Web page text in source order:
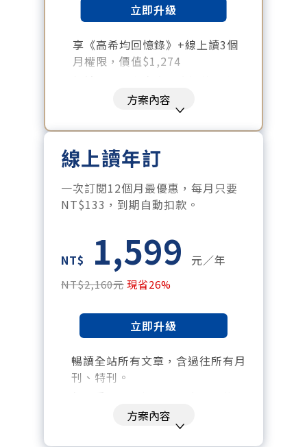
立即升級
享《高希均回憶錄》+線上讀3個
月權限，價值$1,274
月刊、特刊。​
每「季」一場訂戶專屬空中沙
龍。
訂閱到期自動扣款。
每月下載編輯整理精華知識包。
訂閱專屬電子報：國際、金融、
科技趨勢報。
方案內容
線上讀年訂
一次訂閱12個月最優惠，每月只要
NT$133，到期自動扣款。
NT$ 1,599 元／年
NT$2,160元現省26%
立即升級
暢讀全站所有文章，含過往所有月
刊、特刊。​
訂閱到期自動扣款。
方案內容